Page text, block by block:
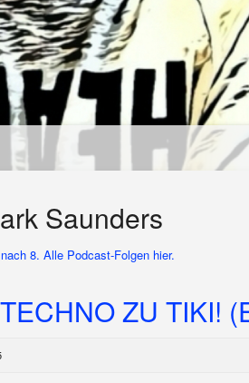
Saunders
8. Alle Podcast-Folgen hier.
ZU TIKI!